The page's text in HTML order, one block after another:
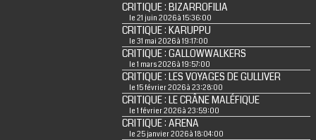
CRITIQUE : BIZARROFILIA
le 21 juin 2026 à 15:36:00
CRITIQUE : KARUPPU
le 31 mai 2026 à 19:17:00
CRITIQUE : GALLOWWALKERS
le 1 mars 2026 à 19:57:00
CRITIQUE : LES VOYAGES DE GULLIVER
le 15 février 2026 à 23:28:00
CRITIQUE : LE CRÂNE MALÉFIQUE
le 1 février 2026 à 23:59:00
CRITIQUE : ARENA
le 25 janvier 2026 à 18:04:00